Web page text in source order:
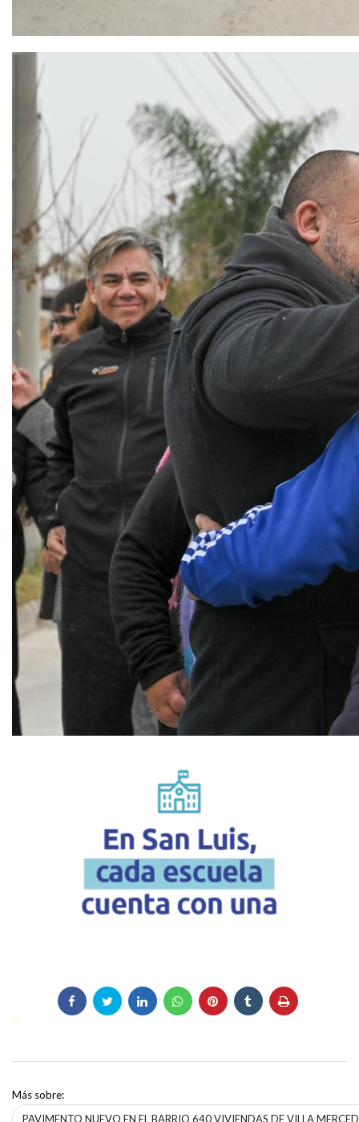
Más sobre:
PAVIMENTO NUEVO EN EL BARRIO 640 VIVIENDAS DE VILLA